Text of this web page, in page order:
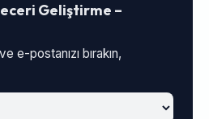
Geliştirme –
e-postanızı bırakın,